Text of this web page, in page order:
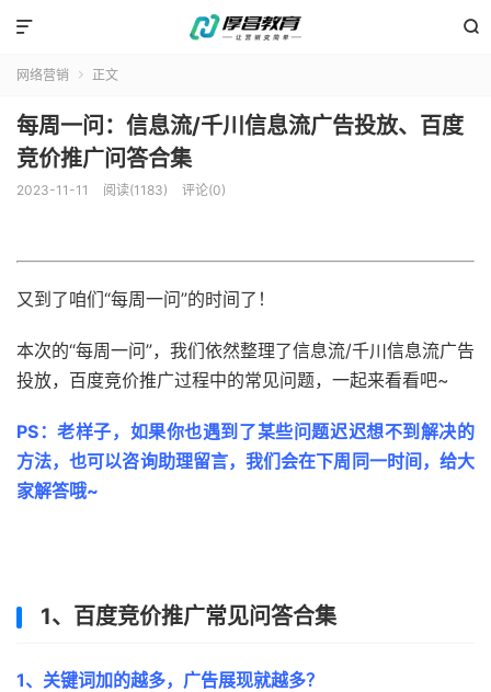


网络营销  正文
每周一问：信息流/千川信息流广告投放、百度
竞价推广问答合集
2023-11-11 阅读(1183) 评论(0)
又到了咱们“每周一问”的时间了！
本次的“每周一问”，我们依然整理了信息流/千川信息流广告
投放，百度竞价推广过程中的常见问题，一起来看看吧~
PS：老样子，如果你也遇到了某些问题迟迟想不到解决的
方法，也可以咨询助理留言，我们会在下周同一时间，给大
家解答哦~
1、百度竞价推广常见问答合集
1、关键词加的越多，广告展现就越多？